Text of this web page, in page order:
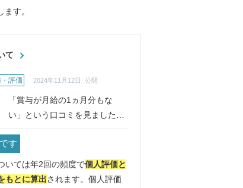
す。
て
評価 2024年11月12日 公開
「賞与が月給の1ヵ月分もな
い」という口コミを見ました。
実態を教えてください。
す
いては年2回の頻度で個人評価と
もとに算出されます。個人評価